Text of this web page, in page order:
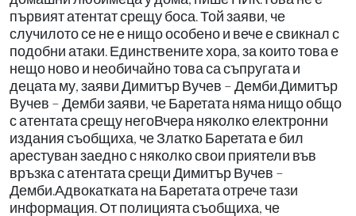
първият атентат срещу боса. Той заяви, че
случилото се не е нищо особено и вече е свикнал с
подобни атаки. Единствените хора, за които това е
нещо ново и необичайно това са съпругата и
децата му, заяви Димитър Вучев – Демби.Димитър
Вучев – Демби заяви, че Баретата няма нищо общо
с атентата срещу негоВчера няколко електронни
издания съобщиха, че Златко Баретата е бил
арестуван заедно с няколко свои приятели във
връзка с атентата срещи Димитър Вучев –
Демби.Адвокатката на Баретата отрече тази
информация. От полицията съобщиха, че